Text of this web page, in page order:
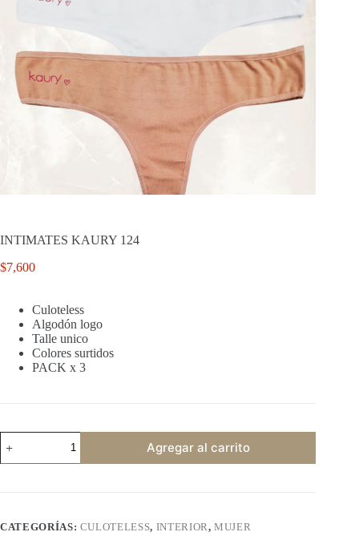
INTIMATES KAURY 124
$7,600
Culoteless
Algodón logo
Talle unico
Colores surtidos
PACK x 3
KAURY
124
Agregar al carrito
CATEGORÍAS: CULOTELESS, INTERIOR,MUJER